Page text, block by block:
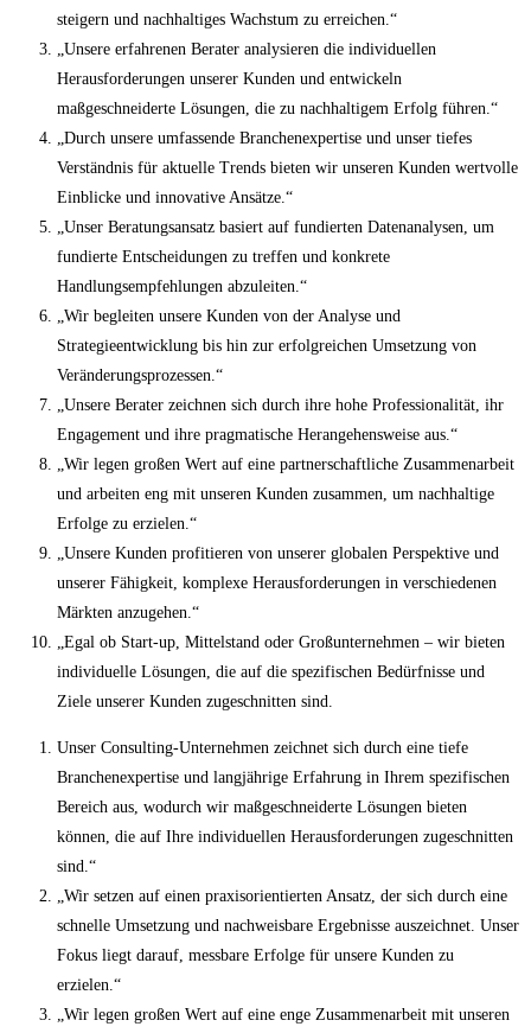
steigern und nachhaltiges Wachstum zu erreichen.“
„Unsere erfahrenen Berater analysieren die individuellen
Herausforderungen unserer Kunden und entwickeln
maßgeschneiderte Lösungen, die zu nachhaltigem Erfolg führen.“
„Durch unsere umfassende Branchenexpertise und unser tiefes
Verständnis für aktuelle Trends bieten wir unseren Kunden wertvolle
Einblicke und innovative Ansätze.“
„Unser Beratungsansatz basiert auf fundierten Datenanalysen, um
fundierte Entscheidungen zu treffen und konkrete
Handlungsempfehlungen abzuleiten.“
„Wir begleiten unsere Kunden von der Analyse und
Strategieentwicklung bis hin zur erfolgreichen Umsetzung von
Veränderungsprozessen.“
„Unsere Berater zeichnen sich durch ihre hohe Professionalität, ihr
Engagement und ihre pragmatische Herangehensweise aus.“
„Wir legen großen Wert auf eine partnerschaftliche Zusammenarbeit
und arbeiten eng mit unseren Kunden zusammen, um nachhaltige
Erfolge zu erzielen.“
„Unsere Kunden profitieren von unserer globalen Perspektive und
unserer Fähigkeit, komplexe Herausforderungen in verschiedenen
Märkten anzugehen.“
„Egal ob Start-up, Mittelstand oder Großunternehmen – wir bieten
individuelle Lösungen, die auf die spezifischen Bedürfnisse und
Ziele unserer Kunden zugeschnitten sind.
Unser Consulting-Unternehmen zeichnet sich durch eine tiefe
Branchenexpertise und langjährige Erfahrung in Ihrem spezifischen
Bereich aus, wodurch wir maßgeschneiderte Lösungen bieten
können, die auf Ihre individuellen Herausforderungen zugeschnitten
sind.“
„Wir setzen auf einen praxisorientierten Ansatz, der sich durch eine
schnelle Umsetzung und nachweisbare Ergebnisse auszeichnet. Unser
Fokus liegt darauf, messbare Erfolge für unsere Kunden zu
erzielen.“
„Wir legen großen Wert auf eine enge Zusammenarbeit mit unseren